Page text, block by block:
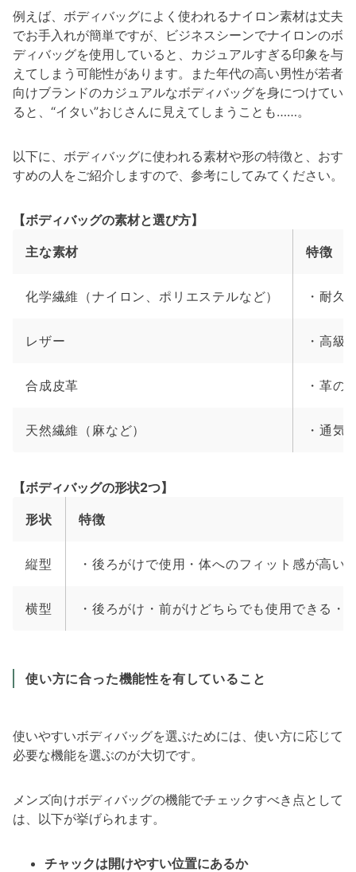
例えば、ボディバッグによく使われるナイロン素材は丈夫
でお手入れが簡単ですが、ビジネスシーンでナイロンのボ
ディバッグを使用していると、カジュアルすぎる印象を与
えてしまう可能性があります。また年代の高い男性が若者
向けブランドのカジュアルなボディバッグを身につけてい
ると、“イタい”おじさんに見えてしまうことも……。
以下に、ボディバッグに使われる素材や形の特徴と、おす
すめの人をご紹介しますので、参考にしてみてください。
【ボディバッグの素材と選び方】
主な素材
特徴
化学繊維（ナイロン、ポリエステルなど） ・耐久
レザー ・高級
合成皮革 ・革の
天然繊維（麻など） ・通気
【ボディバッグの形状2つ】
形状
特徴
縦型 ・後ろがけで使用・体へのフィット感が高
横型 ・後ろがけ・前がけどちらでも使用できる・
使い方に合った機能性を有していること
使いやすいボディバッグを選ぶためには、使い方に応じて
必要な機能を選ぶのが大切です。
メンズ向けボディバッグの機能でチェックすべき点として
は、以下が挙げられます。
チャックは開けやすい位置にあるか